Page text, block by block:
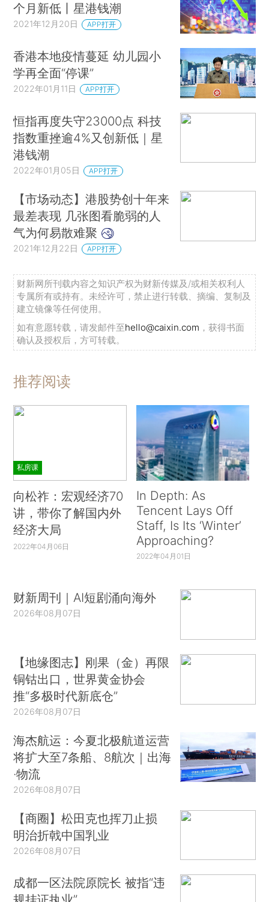
个月新低丨星港钱潮
2021年12月20日 APP打开
香港本地疫情蔓延 幼儿园小
学再全面“停课”
2022年01月11日 APP打开
恒指再度失守23000点 科技
指数重挫逾4%又创新低｜星
港钱潮
2022年01月05日 APP打开
【市场动态】港股势创十年来
最差表现 几张图看脆弱的人
气为何易散难聚
2021年12月22日 APP打开
财新网所刊载内容之知识产权为财新传媒及/或相关权利人
专属所有或持有。未经许可，禁止进行转载、摘编、复制及
建立镜像等任何使用。
如有意愿转载，请发邮件至hello@caixin.com ，获得书面
确认及授权后，方可转载。
推荐阅读
私房课
向松祚：宏观经济70
讲，带你了解国内外
经济大局
2022年04月06日
In Depth: As
Tencent Lays Off
Staff, Is Its ‘Winter’
Approaching?
2022年04月01日
财新周刊｜AI短剧涌向海外
2026年08月07日
【地缘图志】刚果（金）再限
铜钴出口，世界黄金协会
推“多极时代新底仓”
2026年08月07日
海杰航运：今夏北极航道运营
将扩大至7条船、8航次｜出海
·物流
2026年08月07日
【商圈】松田克也挥刀止损
明治折戟中国乳业
2026年08月07日
成都一区法院原院长 被指“违